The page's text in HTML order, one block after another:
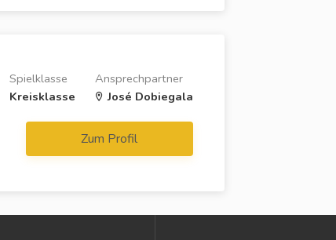
Ansprechpartner
José Dobiegala
Spielklasse
Kreisklasse
Zum Profil